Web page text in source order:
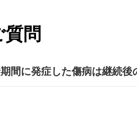
問
間に発症した傷病は継続後